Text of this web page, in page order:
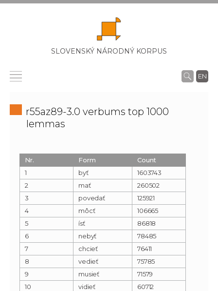
SLOVENSKÝ NÁRODNÝ KORPUS
EN
r55az89-3.0 verbums top 1000
lemmas
Nr. Form
Count
1
byť
1603743
2
mať
260502
3
povedať
125921
4
môcť
106665
5
ísť
86818
6
nebyť
78485
7
chcieť
76411
8
vedieť
75785
9
musieť
71579
10
vidieť
60712